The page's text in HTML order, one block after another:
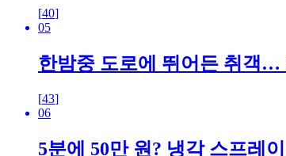
[40]
05
한밤중 도로에 뛰어든 취객…
[43]
06
5분에 50만 원? 냉각 스프레